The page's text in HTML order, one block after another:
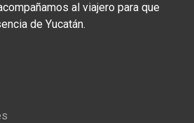
al viajero para que
de Yucatán.